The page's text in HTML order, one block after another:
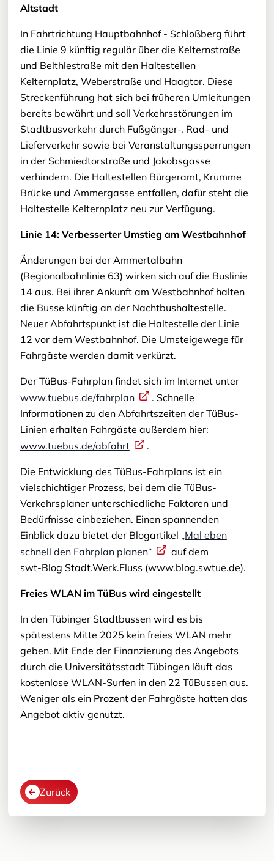
Altstadt
In Fahrtrichtung Hauptbahnhof - Schloßberg führt
die Linie 9 künftig regulär über die Kelternstraße
und Belthlestraße mit den Haltestellen
Kelternplatz, Weberstraße und Haagtor. Diese
Streckenführung hat sich bei früheren Umleitungen
bereits bewährt und soll Verkehrsstörungen im
Stadtbusverkehr durch Fußgänger-, Rad- und
Lieferverkehr sowie bei Veranstaltungssperrungen
in der Schmiedtorstraße und Jakobsgasse
verhindern. Die Haltestellen Bürgeramt, Krumme
Brücke und Ammergasse entfallen, dafür steht die
Haltestelle Kelternplatz neu zur Verfügung.
Linie 14: Verbesserter Umstieg am Westbahnhof
Änderungen bei der Ammertalbahn
(Regionalbahnlinie 63) wirken sich auf die Buslinie
14 aus. Bei ihrer Ankunft am Westbahnhof halten
die Busse künftig an der Nachtbushaltestelle.
Neuer Abfahrtspunkt ist die Haltestelle der Linie
12 vor dem Westbahnhof. Die Umsteigewege für
Fahrgäste werden damit verkürzt.
Der TüBus-Fahrplan findet sich im Internet unter
www.tuebus.de/fahrplan
. Schnelle
Informationen zu den Abfahrtszeiten der TüBus-
Linien erhalten Fahrgäste außerdem hier:
www.tuebus.de/abfahrt
.
Die Entwicklung des TüBus-Fahrplans ist ein
vielschichtiger Prozess, bei dem die TüBus-
Verkehrsplaner unterschiedliche Faktoren und
Bedürfnisse einbeziehen. Einen spannenden
Einblick dazu bietet der Blogartikel „Mal eben
schnell den Fahrplan planen“
auf dem
swt-Blog Stadt.Werk.Fluss (www.blog.swtue.de).
Freies WLAN im TüBus wird eingestellt
In den Tübinger Stadtbussen wird es bis
spätestens Mitte 2025 kein freies WLAN mehr
geben. Mit Ende der Finanzierung des Angebots
durch die Universitätsstadt Tübingen läuft das
kostenlose WLAN-Surfen in den 22 TüBussen aus.
Weniger als ein Prozent der Fahrgäste hatten das
Angebot aktiv genutzt.
Zurück